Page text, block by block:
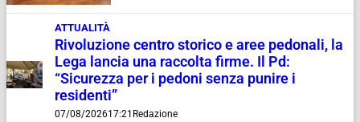
ATTUALITÀ
Rivoluzione centro storico e aree pedonali, la
Lega lancia una raccolta firme. Il Pd:
“Sicurezza per i pedoni senza punire i
residenti”
07/08/202617:21 Redazione